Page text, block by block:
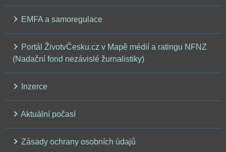
EMFA a samoregulace
Portál ŽivotvČesku.cz v Mapě médií a ratingu NFNZ
(Nadační fond nezávislé žurnalistiky)
Inzerce
Aktuální počasí
Zásady ochrany osobních údajů